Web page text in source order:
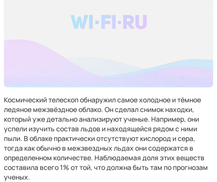
Космический телескоп обнаружил самое холодное и тёмное
ледяное межзвёздное облако. Он сделал снимок находки,
который уже детально анализируют ученые. Например, они
успели изучить состав льдов и находящейся рядом с ними
пыли. В облаке практически отсутствуют кислород и сера,
тогда как обычно в межзвездных льдах они содержатся в
определенном количестве. Наблюдаемая доля этих веществ
составила всего 1% от той, что должна быть там по прогнозам
ученых.